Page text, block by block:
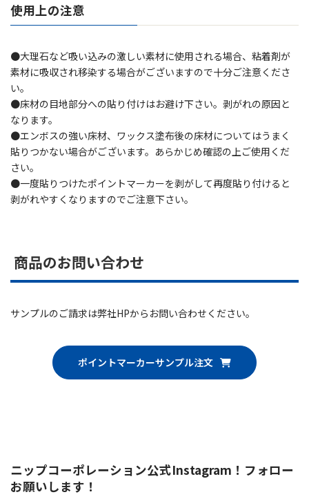
使用上の注意
●大理石など吸い込みの激しい素材に使用される場合、粘着剤が
素材に吸収され移染する場合がございますので十分ご注意くださ
い。
●床材の目地部分への貼り付けはお避け下さい。剥がれの原因と
なります。
●エンボスの強い床材、ワックス塗布後の床材についてはうまく
貼りつかない場合がございます。あらかじめ確認の上ご使用くだ
さい。
●一度貼りつけたポイントマーカーを剥がして再度貼り付けると
剥がれやすくなりますのでご注意下さい。
商品のお問い合わせ
サンプルのご請求は弊社HPからお問い合わせください。
ポイントマーカーサンプル注文
ニップコーポレーション公式Instagram！フォロー
お願いします！